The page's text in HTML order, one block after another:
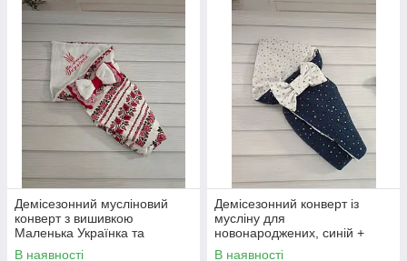
Демісезонний мусліновий
конверт з вишивкою
Маленька Українка та
принтом вишиванка для
В наявності
Демісезонний конверт із
мусліну для
новонароджених, синій +
принт зірочки
В наявності